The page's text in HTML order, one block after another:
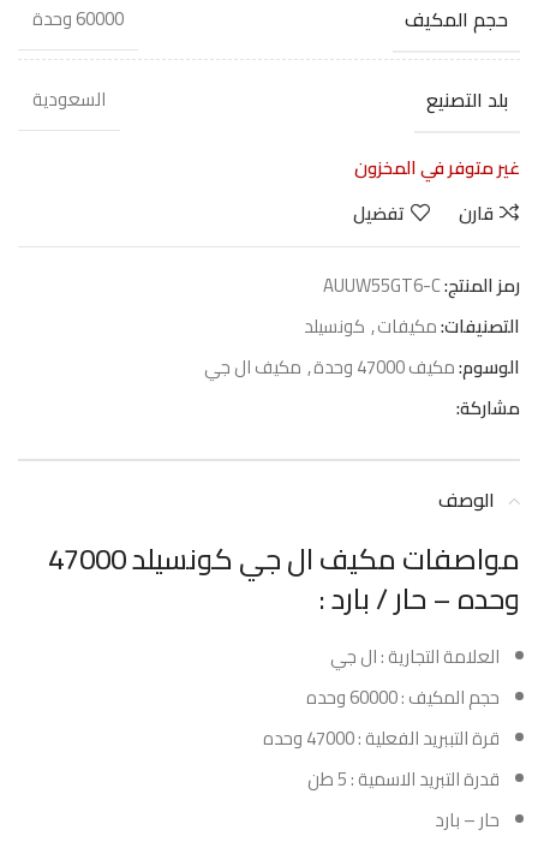
حجم المكيف 60000 وحدة
بلد التصنيع
السعودية
غير متوفر في المخزون
قارن
تفضيل
رمز المنتج:AUUW55GT6-C
التصنيفات:مكيفات, كونسيلد
الوسوم:مكيف 47000 وحدة , مكيف ال جي
مشاركة:
الوصف
مواصفات مكيف ال جي كونسيلد 47000
وحده – حار / بارد :
العلامة التجارية : ال جي
حجم المكيف : 60000 وحده
قرة التببريد الفعلية : 47000 وحده
قدرة التبريد الاسمية : 5 طن
حار – بارد